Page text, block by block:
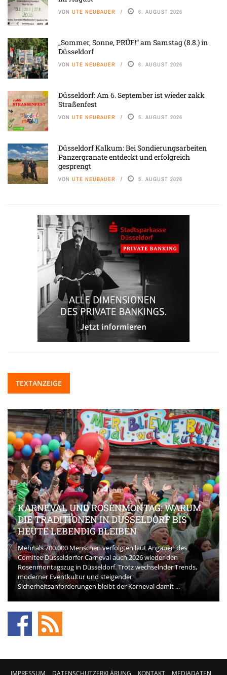
VON UTE NEUBAUER 6. AUGUST 2026
„Sommer, Sonne, PRÜF!“ am Samstag (8.8.) in
Düsseldorf
VON UTE NEUBAUER 6. AUGUST 2026
Düsseldorf: Am 6. September ist wieder zakk
Straßenfest
VON UTE NEUBAUER 5. AUGUST 2026
Düsseldorf Kalkum: Bei Sondierungsarbeiten
Panzergranate entdeckt und erfolgreich
gesprengt
VON UTE NEUBAUER 5. AUGUST 2026
TEXTANZEIGE
KARNEVAL UND ROSENMONTAG: WARUM
DIE TRADITIONEN IN DÜSSELDORF BIS
HEUTE LEBENDIG BLEIBEN
Mehr als 700.000 Menschen verfolgten laut Angaben des
Comitee Düsseldorfer Carneval auch 2026 wieder den
Rosenmontagszug in Düsseldorf. Trotz wechselnder Trends,
moderner Eventkultur und steigender
Sicherheitsanforderungen bleibt der Karneval damit ...
IMPRESSUM DATENSCHUTZERKLÄRUNG KONTAKT MEDIADATEN